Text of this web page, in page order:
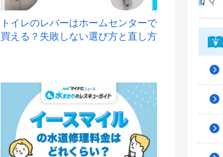
トイレのレバーはホームセンターで
買える？失敗しない選び方と直し方